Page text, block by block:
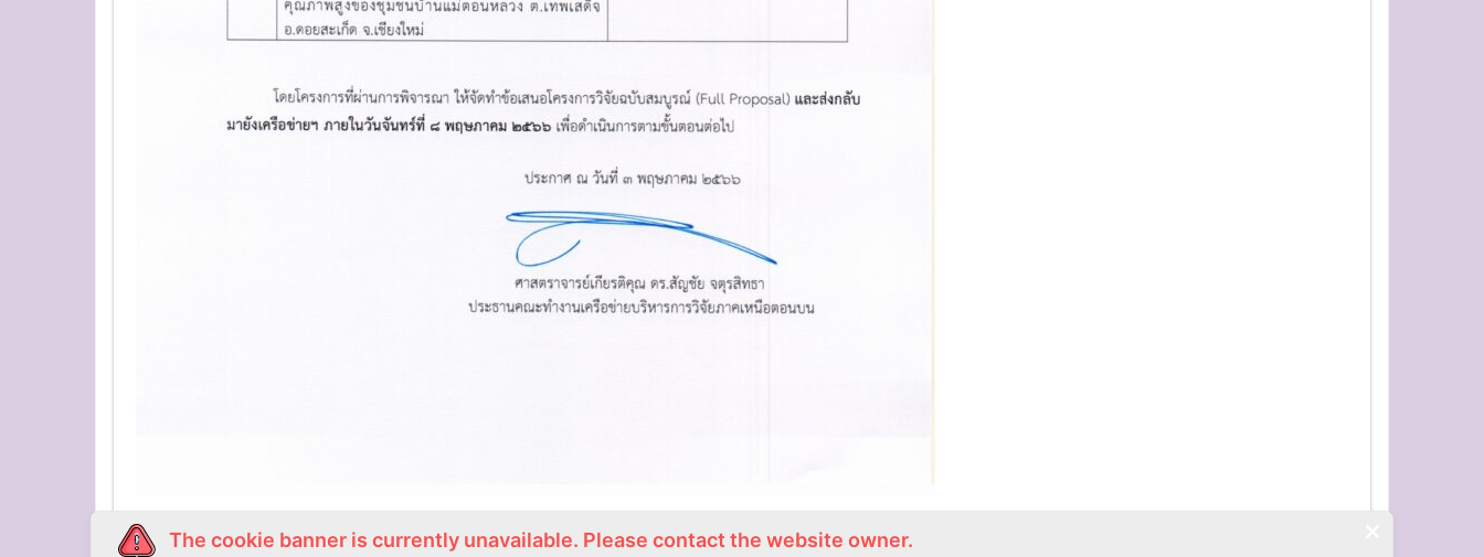
The cookie banner is currently unavailable. Please contact the website owner.